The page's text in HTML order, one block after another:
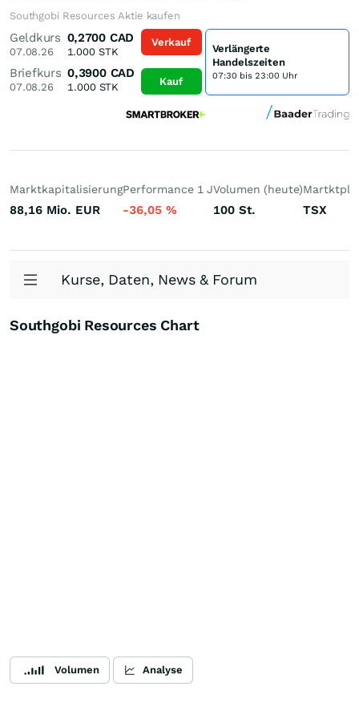
Southgobi Resources Aktie kaufen
Geldkurs
07.08.26
0,2700 CAD
1.000STK
Briefkurs
07.08.26
0,3900 CAD
1.000STK
Verkauf
Kauf
Verlängerte
Handelszeiten
07:30 bis 23:00 Uhr
Marktkapitalisierung
88,16 Mio. EUR
Performance 1 J
-36,05 %
Volumen (heute)
100 St. TSX
Kurse, Daten, News & Forum
Southgobi Resources Chart
Volumen Analyse